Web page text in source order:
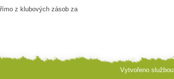
z klubových zásob za
Vytvořeno službou